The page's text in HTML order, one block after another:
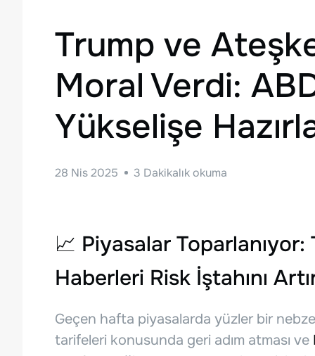
Trump ve
Moral Verdi:
Yükselişe
28 Nis 2025 3 Dakikalık okuma
📈 Piyasalar
Haberleri Risk İştahını
Geçen hafta piyasalarda yüzler bir
tarifeleri konusunda geri adım atması ve